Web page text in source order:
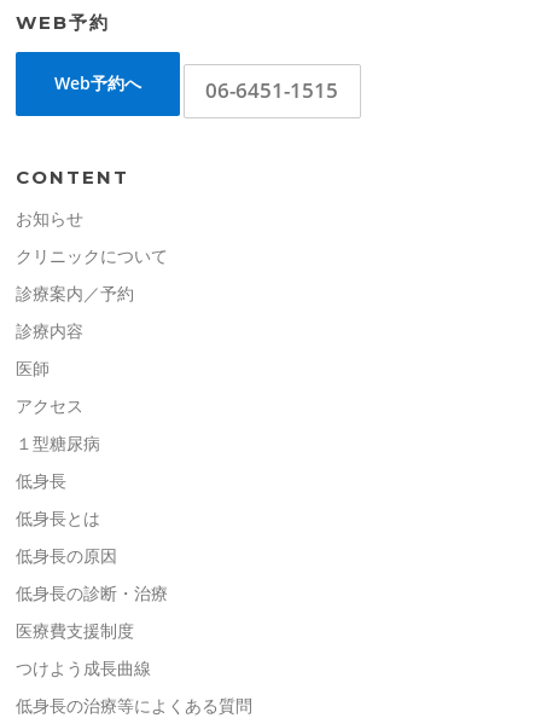
WEB予約
Web予約へ 06-6451-1515
CONTENT
お知らせ
クリニックについて
診療案内／予約
診療内容
医師
アクセス
１型糖尿病
低身長
低身長とは
低身長の原因
低身長の診断・治療
医療費支援制度
つけよう成長曲線
低身長の治療等によくある質問